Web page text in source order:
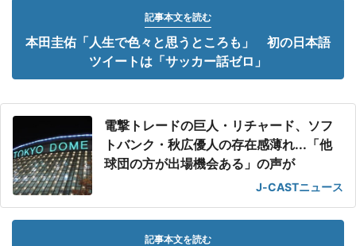
記事本文を読む
本田圭佑「人生で色々と思うところも」 初の日本語
ツイートは「サッカー話ゼロ」
電撃トレードの巨人・リチャード、ソフ
トバンク・秋広優人の存在感薄れ...「他
球団の方が出場機会ある」の声が
J-CASTニュース
記事本文を読む